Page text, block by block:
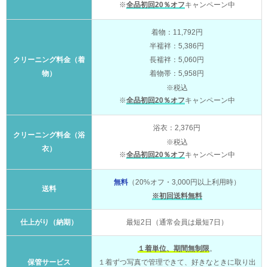
※全品初回20％オフキャンペーン中
クリーニング料金（着
物）
着物：11,792円
半襦袢：5,386円
長襦袢：5,060円
着物帯：5,958円
※税込
※全品初回20％オフキャンペーン中
クリーニング料金（浴
衣）
浴衣：2,376円
※税込
※全品初回20％オフキャンペーン中
送料
無料（20%オフ・3,000円以上利用時）
※初回送料無料
仕上がり（納期） 最短2日（通常会員は最短7日）
保管サービス
１着単位、期間無制限 。
１着ずつ写真で管理できて、好きなときに取り出